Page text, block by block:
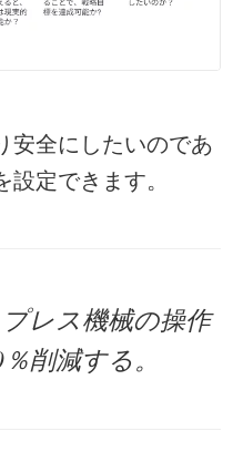
安全にしたいのであ
定できます。
レス機械の操作
削減する。